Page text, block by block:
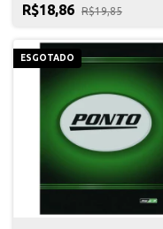
R$18,86 R$19,85
ESGOTADO